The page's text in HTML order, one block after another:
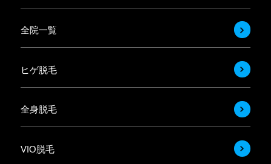
全院一覧
ヒゲ脱毛
全身脱毛
VIO脱毛